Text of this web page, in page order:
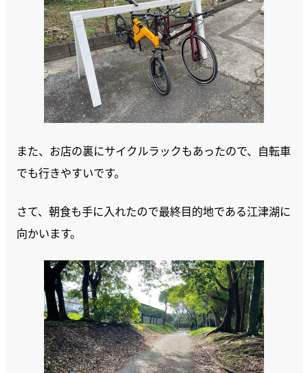
また、お店の裏にサイクルラックもあったので、自転車
でも行きやすいです。
さて、朝食も手に入れたので最終目的地である江津湖に
向かいます。